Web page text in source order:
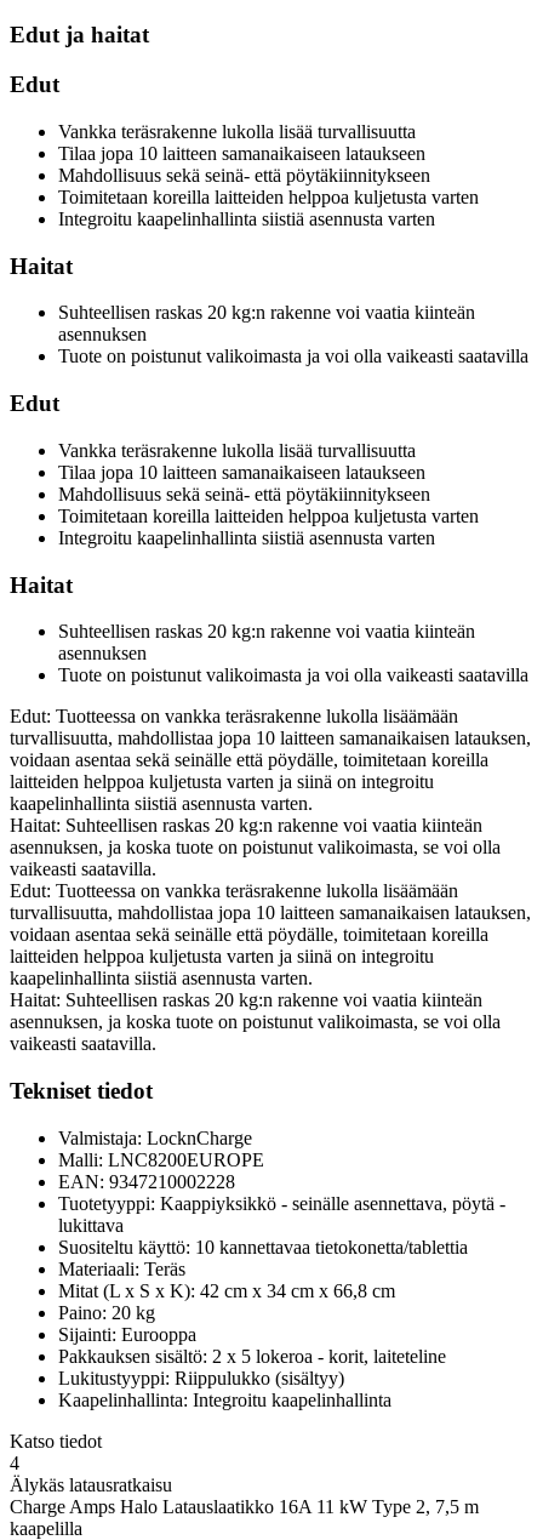
Edut ja haitat
Edut
Vankka teräsrakenne lukolla lisää turvallisuutta
Tilaa jopa 10 laitteen samanaikaiseen lataukseen
Mahdollisuus sekä seinä- että pöytäkiinnitykseen
Toimitetaan koreilla laitteiden helppoa kuljetusta varten
Integroitu kaapelinhallinta siistiä asennusta varten
Haitat
Suhteellisen raskas 20 kg:n rakenne voi vaatia kiinteän
asennuksen
Tuote on poistunut valikoimasta ja voi olla vaikeasti saatavilla
Edut
Vankka teräsrakenne lukolla lisää turvallisuutta
Tilaa jopa 10 laitteen samanaikaiseen lataukseen
Mahdollisuus sekä seinä- että pöytäkiinnitykseen
Toimitetaan koreilla laitteiden helppoa kuljetusta varten
Integroitu kaapelinhallinta siistiä asennusta varten
Haitat
Suhteellisen raskas 20 kg:n rakenne voi vaatia kiinteän
asennuksen
Tuote on poistunut valikoimasta ja voi olla vaikeasti saatavilla
Edut: Tuotteessa on vankka teräsrakenne lukolla lisäämään
turvallisuutta, mahdollistaa jopa 10 laitteen samanaikaisen latauksen,
voidaan asentaa sekä seinälle että pöydälle, toimitetaan koreilla
laitteiden helppoa kuljetusta varten ja siinä on integroitu
kaapelinhallinta siistiä asennusta varten.
Haitat: Suhteellisen raskas 20 kg:n rakenne voi vaatia kiinteän
asennuksen, ja koska tuote on poistunut valikoimasta, se voi olla
vaikeasti saatavilla.
Edut: Tuotteessa on vankka teräsrakenne lukolla lisäämään
turvallisuutta, mahdollistaa jopa 10 laitteen samanaikaisen latauksen,
voidaan asentaa sekä seinälle että pöydälle, toimitetaan koreilla
laitteiden helppoa kuljetusta varten ja siinä on integroitu
kaapelinhallinta siistiä asennusta varten.
Haitat: Suhteellisen raskas 20 kg:n rakenne voi vaatia kiinteän
asennuksen, ja koska tuote on poistunut valikoimasta, se voi olla
vaikeasti saatavilla.
Tekniset tiedot
Valmistaja: LocknCharge
Malli: LNC8200EUROPE
EAN: 9347210002228
Tuotetyyppi: Kaappiyksikkö - seinälle asennettava, pöytä -
lukittava
Suositeltu käyttö: 10 kannettavaa tietokonetta/tablettia
Materiaali: Teräs
Mitat (L x S x K): 42 cm x 34 cm x 66,8 cm
Paino: 20 kg
Sijainti: Eurooppa
Pakkauksen sisältö: 2 x 5 lokeroa - korit, laiteteline
Lukitustyyppi: Riippulukko (sisältyy)
Kaapelinhallinta: Integroitu kaapelinhallinta
Katso tiedot
4
Älykäs latausratkaisu
Charge Amps Halo Latauslaatikko 16A 11 kW Type 2, 7,5 m
kaapelilla